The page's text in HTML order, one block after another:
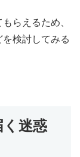
らえるため、
検討してみる
く迷惑